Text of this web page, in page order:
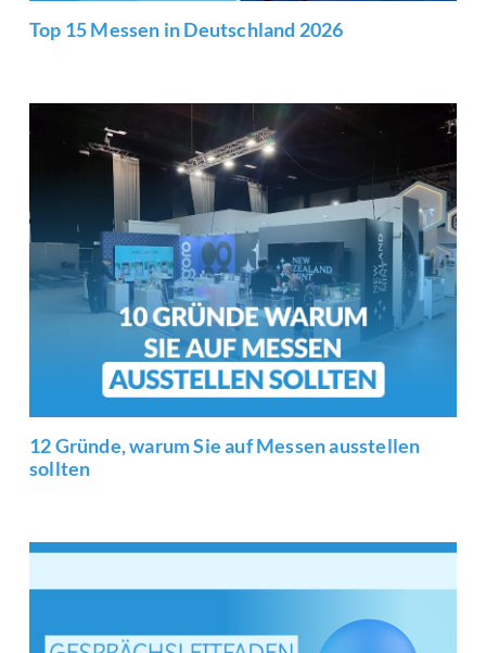
Top 15 Messen in Deutschland 2026
12 Gründe, warum Sie auf Messen ausstellen
sollten